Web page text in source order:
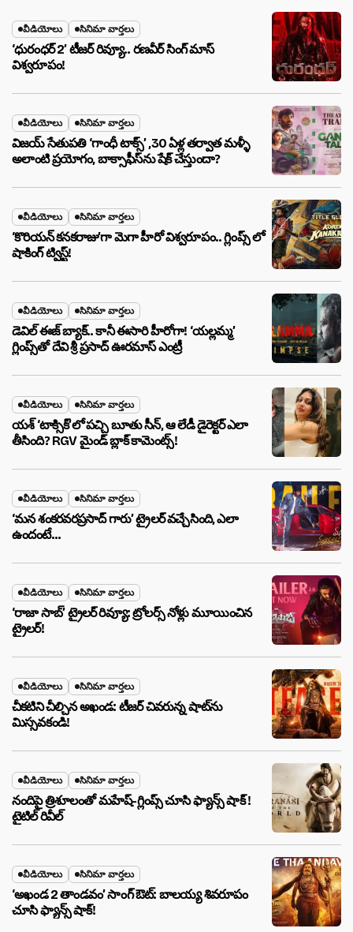
వీడియోలు సినిమా వార్తలు
‘ధురంధర్ 2’ టీజర్ రివ్యూ.. రణవీర్ సింగ్ మాస్
విశ్వరూపం!
వీడియోలు సినిమా వార్తలు
విజయ్ సేతుపతి ‘గాంధీ టాక్స్’ ,30 ఏళ్ల తర్వాత మళ్ళీ
అలాంటి ప్రయోగం, బాక్సాఫీస్‌ను షేక్ చేస్తుందా?
వీడియోలు సినిమా వార్తలు
‘కొరియన్ కనకరాజు’గా మెగా హీరో విశ్వరూపం.. గ్లింప్స్ లో
షాకింగ్ ట్విస్ట్!
వీడియోలు సినిమా వార్తలు
డెవిల్ ఈజ్ బ్యాక్.. కానీ ఈసారి హీరోగా! ‘యల్లమ్మ’
గ్లింప్స్‌తో దేవి శ్రీ ప్రసాద్ ఊరమాస్ ఎంట్రీ
వీడియోలు సినిమా వార్తలు
యశ్ ‘టాక్సిక్’లో పచ్చి బూతు సీన్, ఆ లేడీ డైరెక్టర్ ఎలా
తీసింది? RGV మైండ్ బ్లాక్ కామెంట్స్!
వీడియోలు సినిమా వార్తలు
‘మన శంకరవరప్రసాద్ గారు’ ట్రైలర్ వచ్చేసింది, ఎలా
ఉందంటే…
వీడియోలు సినిమా వార్తలు
‘రాజా సాబ్’ ట్రైలర్ రివ్యూ: ట్రోలర్స్ నోళ్లు మూయించిన
ట్రైలర్!
వీడియోలు సినిమా వార్తలు
చీకటిని చీల్చిన అఖండ: టీజర్ చివరున్న షాట్‌ను
మిస్సవకండి!
వీడియోలు సినిమా వార్తలు
నందిపై త్రిశూలంతో మహేష్-గ్లింప్స్ చూసి ఫ్యాన్స్ షాక్ !
టైటిల్ రివీల్
వీడియోలు సినిమా వార్తలు
‘అఖండ 2 తాండవం’ సాంగ్ ఔట్: బాలయ్య శివరూపం
చూసి ఫ్యాన్స్ షాక్!